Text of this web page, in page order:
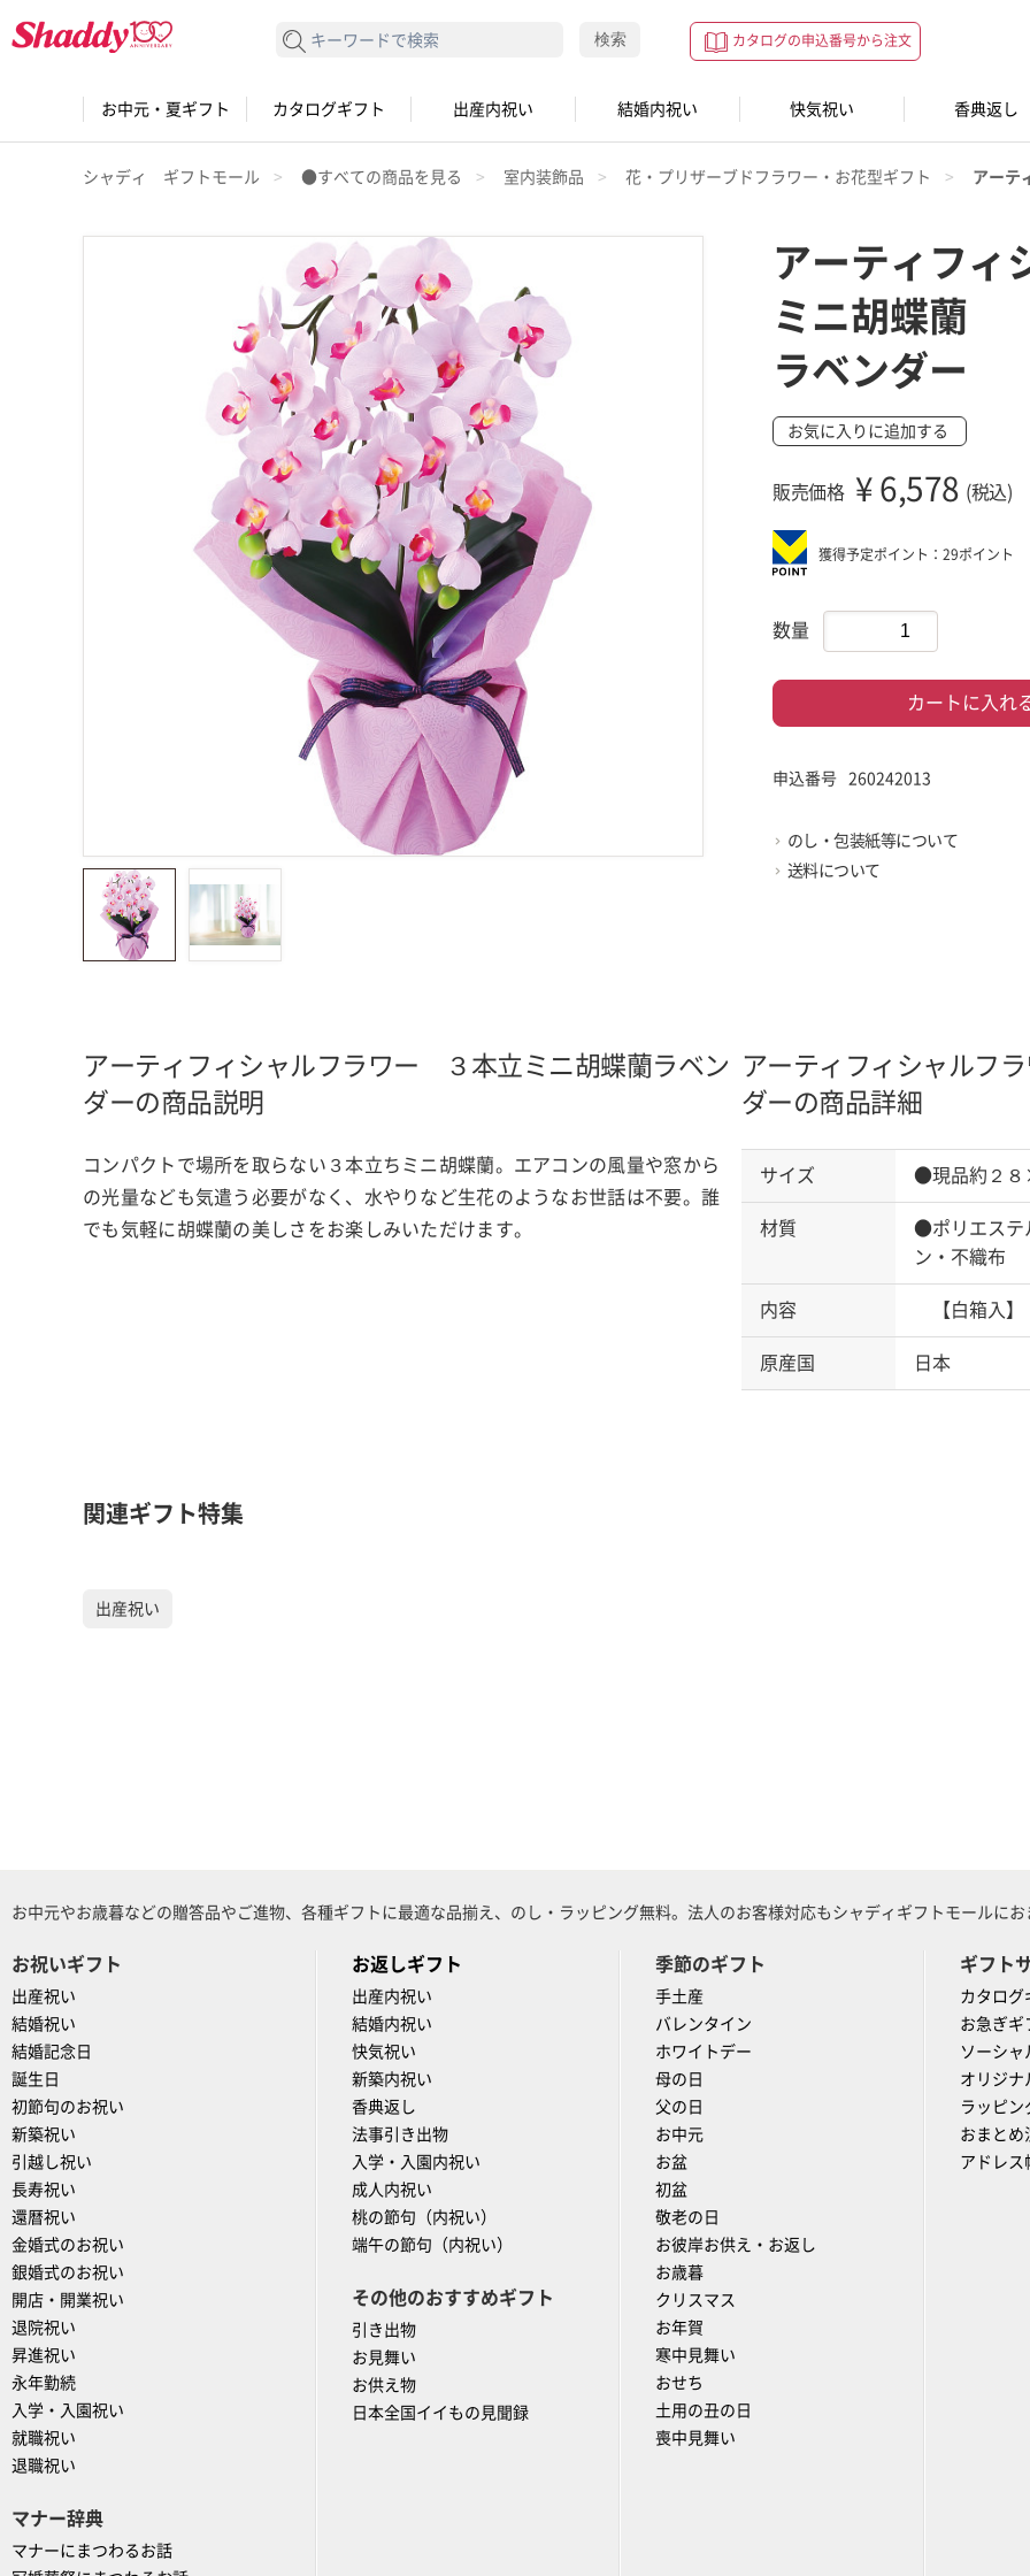
カタログの申込番号から注文
検索する 検索
お中元・夏ギフト カタログギフト 出産内祝い 結婚内祝い 快気祝い 香典返し
シャディ ギフトモール ●すべての商品を見る 室内装飾品 花・プリザーブドフラワー・お花型ギフト アーテ
アーティフ
ミニ胡蝶蘭
ラベンダー
お気に入りに追加する
販売価格 ¥ 6,578 (税込)
獲得予定ポイント：29ポイント
数量
カートに入れ
申込番号 260242013
のし・包装紙等について
送料について
アーティフィシャルフラワー ３本立ミニ胡蝶蘭ラベン
ダーの商品説明
コンパクトで場所を取らない３本立ちミニ胡蝶蘭。エアコンの風量や窓から
の光量なども気遣う必要がなく、水やりなど生花のようなお世話は不要。誰
でも気軽に胡蝶蘭の美しさをお楽しみいただけます。
アーティフィシャルフ
ダーの商品詳細
サイズ ●現品約２８
材質
●ポリエステ
ン・不織布
内容 【白箱入
原産国 日本
関連ギフト特集
出産祝い
お中元やお歳暮などの贈答品やご進物、各種ギフトに最適な品揃え、のし・ラッピング無料。法人のお客様対応もシャディギフトモールに
お祝いギフト
出産祝い
結婚祝い
結婚記念日
誕生日
初節句のお祝い
新築祝い
引越し祝い
長寿祝い
還暦祝い
金婚式のお祝い
銀婚式のお祝い
開店・開業祝い
退院祝い
昇進祝い
永年勤続
入学・入園祝い
就職祝い
退職祝い
マナー辞典
マナーにまつわるお話
お返しギフト
出産内祝い
結婚内祝い
快気祝い
新築内祝い
香典返し
法事引き出物
入学・入園内祝い
成人内祝い
桃の節句（内祝い）
端午の節句（内祝い）
その他のおすすめギフト
引き出物
お見舞い
お供え物
日本全国イイもの見聞録
季節のギフト
手土産
バレンタイン
ホワイトデー
母の日
父の日
お中元
お盆
初盆
敬老の日
お彼岸お供え・お返し
お歳暮
クリスマス
お年賀
寒中見舞い
おせち
土用の丑の日
喪中見舞い
ギフト
カタログ
お急ぎギ
ソーシャ
オリジナ
ラッピン
おまとめ
アドレス